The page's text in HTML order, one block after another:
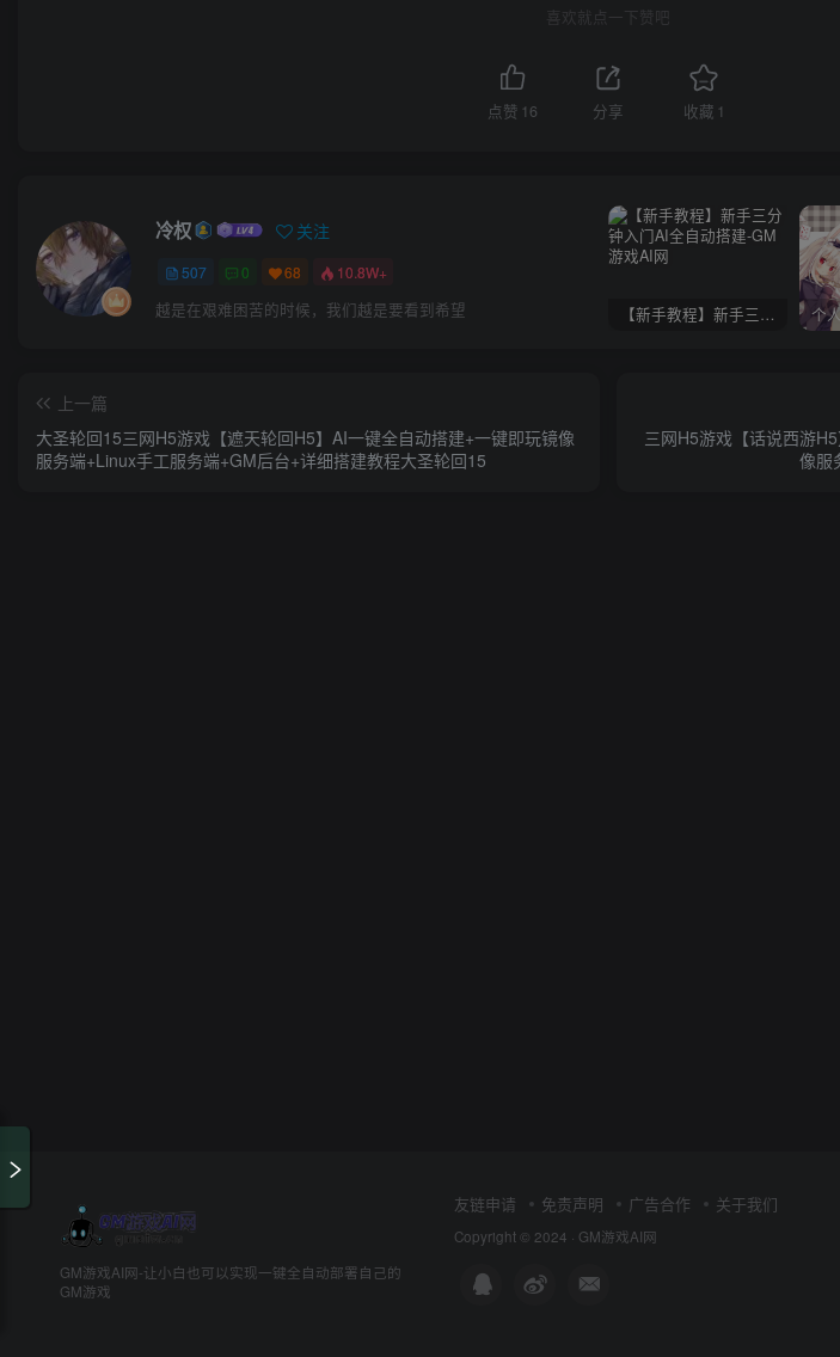
喜欢就点一下赞吧
点赞 16 分享 收藏 1
冷权 关注
507 0 68 10.8W+
越是在艰难困苦的时候，我们越是要看到希望 【新手教程】新手三分钟入门AI全自动搭建 个
上一篇
大圣轮回15三网H5游戏【遮天轮回H5】AI一键全自动搭建+一键即玩镜像
服务端+Linux手工服务端+GM后台+详细搭建教程大圣轮回15
三网H5游戏【话说西游
像服
GM游戏AI网-让小白也可以实现一键全自动部署自己的
GM游戏
友链申请 免责声明 广告合作 关于我们
Copyright © 2024 · GM游戏AI网